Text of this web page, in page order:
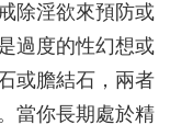
除淫欲來預防或
過度的性幻想或
或膽結石，兩者
當你長期處於精